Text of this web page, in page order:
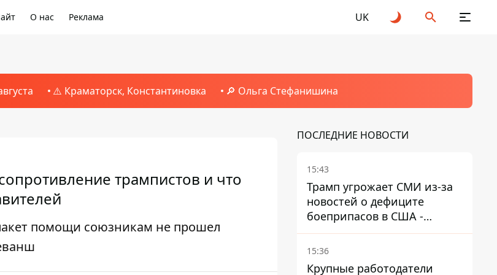
О нас Реклама UK
⚠️ Краматорск, Константиновка 🔎 Ольга Стефанишина
трампистов и что
помощи союзникам не прошел
ПОСЛЕДНИЕ НОВОСТИ
15:43
Трамп угрожает СМИ из-за
новостей о дефиците
боеприпасов в США -
обещает найти и
арестовать всех
15:36
Крупные работодатели